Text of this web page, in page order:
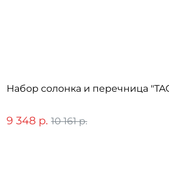
Набор солонка и перечница
9 348 р. 10 161 р.